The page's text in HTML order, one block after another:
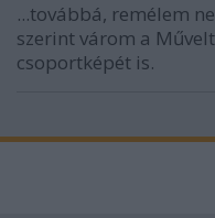
...továbbá, remélem
szerint várom a
csoportképét is.